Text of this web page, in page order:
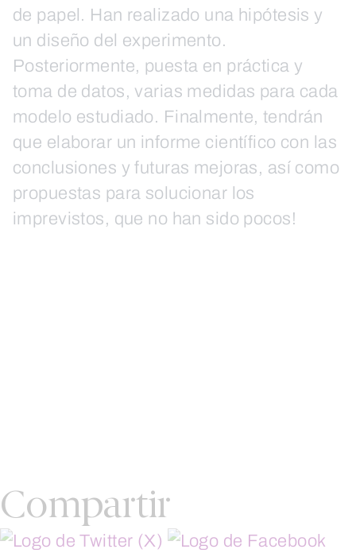
de papel. Han realizado una hipótesis y
un diseño del experimento.
Posteriormente, puesta en práctica y
toma de datos, varias medidas para cada
modelo estudiado. Finalmente, tendrán
que elaborar un informe científico con las
conclusiones y futuras mejoras, así como
propuestas para solucionar los
imprevistos, que no han sido pocos!
Compartir